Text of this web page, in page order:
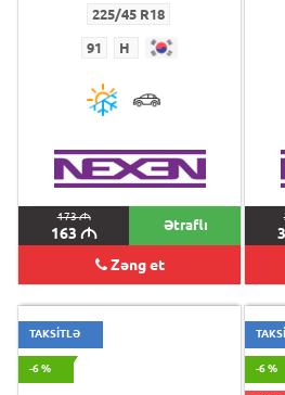
225/45 R18
91 H
173M
163 M Ətraflı
Zəng et
TAKSİTLƏ
-6 % -6 %